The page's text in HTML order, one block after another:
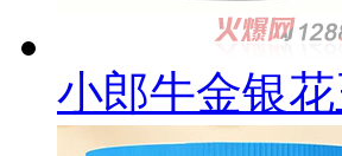
小郎牛金银